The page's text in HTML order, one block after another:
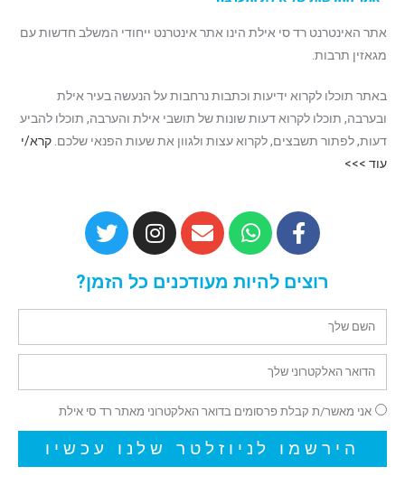
אתר האינטרנט רד סי אילת הינו אתר אינטרנט ייחודי המשלב חדשות עם
מגאזין תרבות.
באתר תוכלו לקרוא ידיעות וכתבות נרחבות על הנעשה בעיר אילת
ובערבה, תוכלו לקרוא דעות שונות של תושבי אילת והערבה, תוכלו להביע
דעות, לפתור תשבצים, לקרוא עצות ולגוון את שעות הפנאי שלכם. קרא/י
עוד >>>
רוצים להיות מעודכנים כל הזמן?
אני מאשר/ת קבלת פרסומים בדואר האלקטרוני מאתר רד סי אילת
הירשמו לניוזלטר שלנו עכשיו